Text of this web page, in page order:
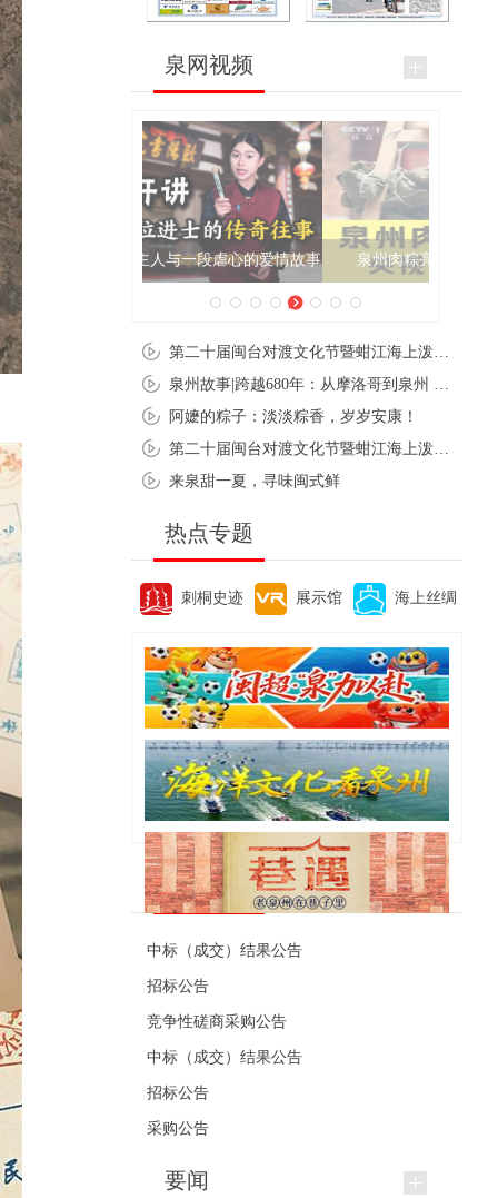
泉网视频
泉州肉粽亮相央视《新闻联播》
阿嬷的粽子：淡淡粽香，岁岁安康！
来泉甜一夏，寻味闽式鲜
热点专题
刺桐史迹 展示馆 海上丝绸
便民资讯
中标（成交）结果公告
招标公告
竞争性磋商采购公告
中标（成交）结果公告
招标公告
采购公告
要闻